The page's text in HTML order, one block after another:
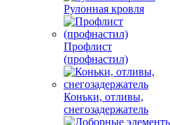
Рулонная кровля
Профлист
(профнастил)
Коньки, отливы,
снегозадержатель